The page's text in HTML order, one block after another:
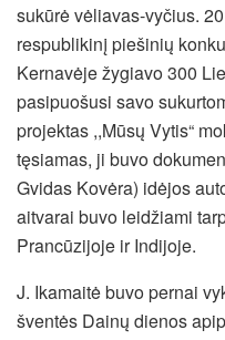
sukūrė vėliavas-vyčius.
respublikinį piešinių
Kernavėje žygiavo 300
pasipuošusi savo
projektas ,,Mūsų Vytis“
tęsiamas, ji buvo
Gvidas Kovėra) idėjos
aitvarai buvo leidžiami
Prancūzijoje ir Indijoje.
J. Ikamaitė buvo pernai
šventės Dainų dienos